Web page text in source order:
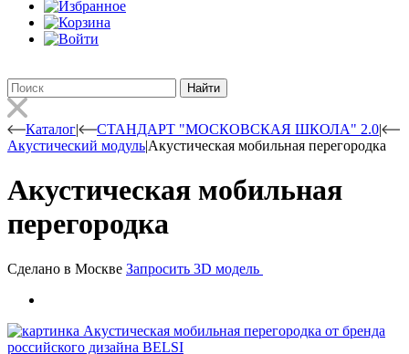
Найти
Каталог| СТАНДАРТ "МОСКОВСКАЯ ШКОЛА" 2.0|
Акустический модуль|Акустическая мобильная перегородка
Акустическая мобильная
перегородка
Сделано в Москве Запросить 3D модель